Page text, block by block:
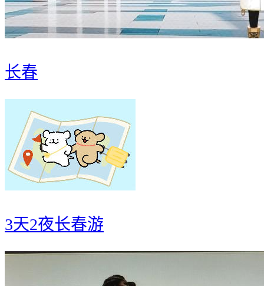
长春
3天2夜长春游